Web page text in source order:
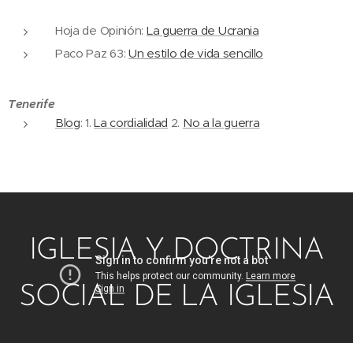
Hoja de Opinión: La guerra de Ucrania
Paco Paz 63:Un estilo de vida sencillo
Tenerife
Blog: 1.La cordialidad 2. No a la guerra
IGLESIA Y DOCTRINA
SOCIAL DE LA IGLESIA